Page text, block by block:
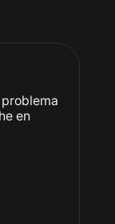
problema
en